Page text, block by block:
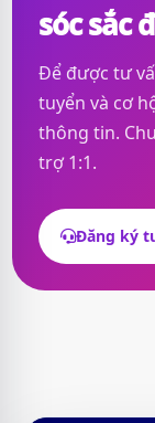
sóc sắc
Để được tư
tuyển và cơ
thông tin.
trợ 1:1.
Đăng ký